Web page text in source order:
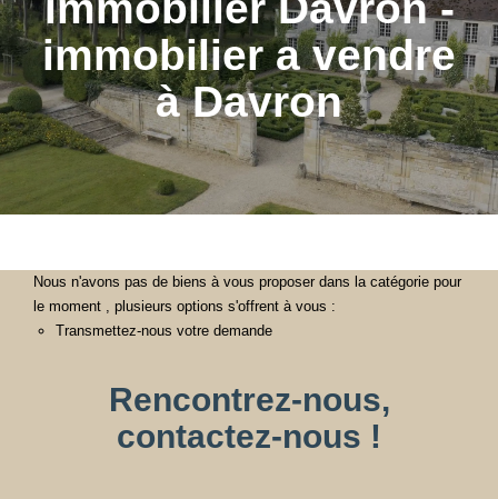
immobilier a vendre
à Davron
Nous n'avons pas de biens à vous proposer dans la catégorie pour
le moment , plusieurs options s'offrent à vous :
Transmettez-nous votre demande
Rencontrez-nous,
contactez-nous !